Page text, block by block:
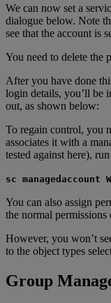
We can now set a
dialogue below. Note
see that the account is
You need to delete the
After you have done
login details, you’ll be
out, as shown below:
To regain control, you
associates it with a
tested against here),
sc managedaccount
You can also assign
the normal permissions
However, you won’t
to the object types
Group